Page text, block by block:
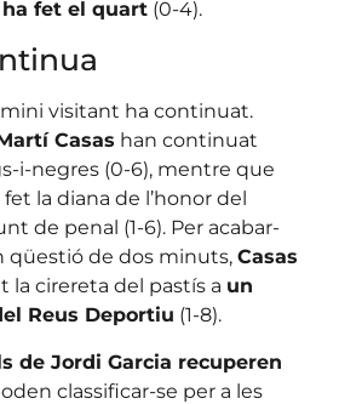
fet el quart (0-4).
visitant ha continuat.
Casas han continuat
i-negres (0-6), mentre que
la diana de l’honor del
de penal (1-6). Per acabar-
qüestió de dos minuts, Casas
la cirereta del pastís a un
Reus Deportiu (1-8).
de Jordi Garcia recuperen
classificar-se per a les